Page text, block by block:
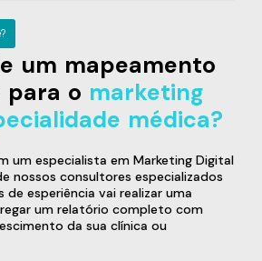
um mapeamento
para o marketing
médica?
um especialista em Marketing Digital
nossos consultores especializados
de esperiência vai realizar uma
um relatório completo com
da sua clínica ou